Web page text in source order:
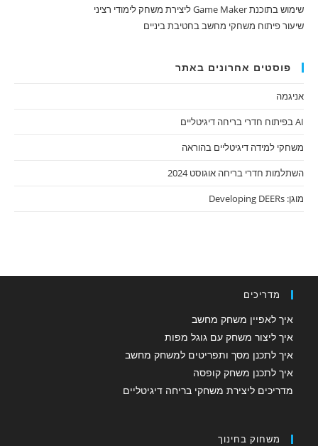
שימוש בתוכנת Game Maker ליצירת משחק לימודי רציני
שיעור פיתוח משחקי מחשב בחטיבת ביניים
פוסטים אחרונים באתר
אניגמה
AI בפיתוח חדרי בריחה דיגיטליים
משחקי למידה דיגיטליים בהוראה
השתלמות חדרי בריחה אוגוסט 2024
מוגן: Developing DEERs
מדריכים
איך לאפיין משחק מחשב
איך ליצור משחק עם גוגל מפות
איך לתכנן מסך ותפריטים למשחק מחשב
איך לתכנן משחק קופסה
מדריכים ליצירת משחקי בריחה דיגיטליים
משחוק בחינוך